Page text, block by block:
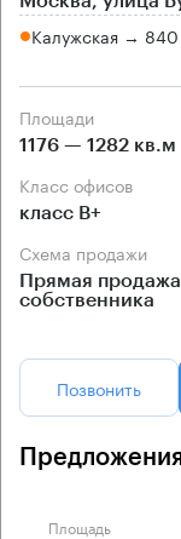
Калужская →
Площади
1176 — 1282 кв.м
Класс офисов
класс B+
Схема продажи
Прямая
собственника
Позвонить
Площадь